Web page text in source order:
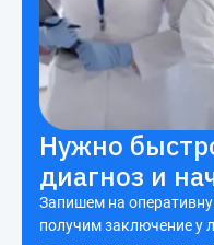
Нужно
диагноз и
Запишем на
получим заключение у